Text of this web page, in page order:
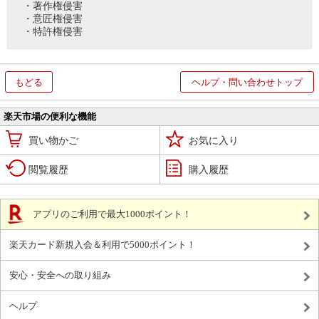
・著作権侵害
・意匠権侵害
・特許権侵害
もどる ヘルプ・問い合わせトップ
楽天市場の便利な機能
買い物かご お気に入り
閲覧履歴 購入履歴
アプリのご利用で最大1000ポイント！
楽天カード新規入会＆利用で5000ポイント！
安心・安全への取り組み
ヘルプ